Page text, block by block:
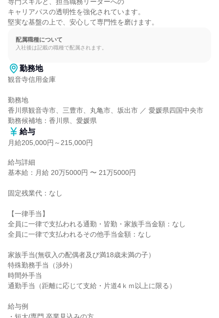
キャリアパスの透明性を強化されています。
堅実な基盤の上で、安心して専門性を磨けます。
配属職種について
入社後は記載の職種で配属されます。
勤務地
観音寺信用金庫
勤務地
香川県観音寺市、三豊市、丸亀市、坂出市 ／ 愛媛県四国中央市
勤務候補地：香川県、愛媛県
給与
月給205,000円～215,000円
給与詳細
基本給：月給 20万5000円 〜 21万5000円
固定残業代：なし
【一律手当】
全員に一律で支払われる通勤・皆勤・家族手当金額：なし
全員に一律で支払われるその他手当金額：なし
家族手当(無収入の配偶者及び満18歳未満の子）
特殊勤務手当（渉外）
時間外手当
通勤手当（距離に応じて支給・片道4ｋｍ以上に限る）
給与例